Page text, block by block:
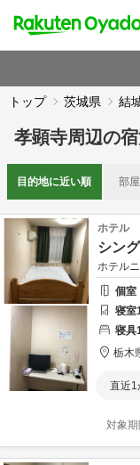
トップ 茨城県 結
孝顕寺周辺の
目的地に近い順 部
ホテル
シン
ホテル
個室
寝室
寝具
栃木
直近1
対象期